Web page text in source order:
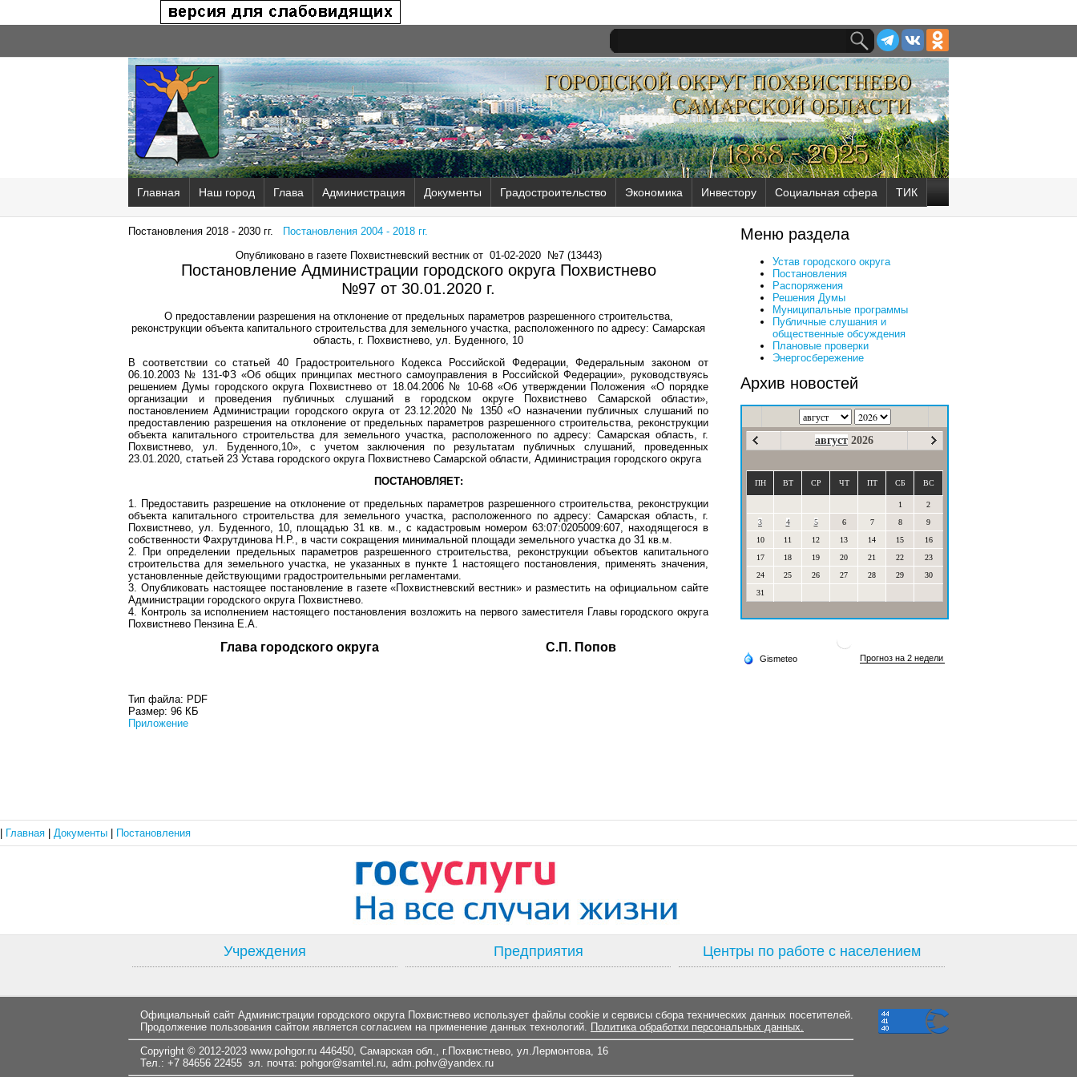
Главная Наш город Глава Администрация Документы Градостроительство Экономика Инвестору Социальная сфера ТИК
Постановления 2018 - 2030 гг.
Постановления 2004 - 2018 гг.
Опубликовано в газете Похвистневский вестник от 01-02-2020 №7 (13443)
Постановление Администрации городского округа Похвистнево
№97 от 30.01.2020 г.
О предоставлении разрешения на отклонение от предельных параметров разрешенного строительства,
реконструкции объекта капитального строительства для земельного участка, расположенного по адресу: Самарская
область, г. Похвистнево, ул. Буденного, 10
В соответствии со статьей 40 Градостроительного Кодекса Российской Федерации, Федеральным законом от
06.10.2003 № 131-ФЗ «Об общих принципах местного самоуправления в Российской Федерации», руководствуясь
решением Думы городского округа Похвистнево от 18.04.2006 № 10-68 «Об утверждении Положения «О порядке
организации и проведения публичных слушаний в городском округе Похвистнево Самарской области»,
постановлением Администрации городского округа от 23.12.2020 № 1350 «О назначении публичных слушаний по
предоставлению разрешения на отклонение от предельных параметров разрешенного строительства, реконструкции
объекта капитального строительства для земельного участка, расположенного по адресу: Самарская область, г.
Похвистнево, ул. Буденного,10», с учетом заключения по результатам публичных слушаний, проведенных
23.01.2020, статьей 23 Устава городского округа Похвистнево Самарской области, Администрация городского округа
ПОСТАНОВЛЯЕТ:
1. Предоставить разрешение на отклонение от предельных параметров разрешенного строительства, реконструкции
объекта капитального строительства для земельного участка, расположенного по адресу: Самарская область, г.
Похвистнево, ул. Буденного, 10, площадью 31 кв. м., с кадастровым номером 63:07:0205009:607, находящегося в
собственности Фахрутдинова Н.Р., в части сокращения минимальной площади земельного участка до 31 кв.м.
2. При определении предельных параметров разрешенного строительства, реконструкции объектов капитального
строительства для земельного участка, не указанных в пункте 1 настоящего постановления, применять значения,
установленные действующими градостроительными регламентами.
3. Опубликовать настоящее постановление в газете «Похвистневский вестник» и разместить на официальном сайте
Администрации городского округа Похвистнево.
4. Контроль за исполнением настоящего постановления возложить на первого заместителя Главы городского округа
Похвистнево Пензина Е.А.
Глава городского округа С.П. Попов
Тип файла: PDF
Размер: 96 КБ
Приложение
Меню раздела
Устав городского округа
Постановления
Распоряжения
Решения Думы
Муниципальные программы
Публичные слушания и
общественные обсуждения
Плановые проверки
Энергосбережение
Архив новостей
август 2026
ПН ВТ СР ЧТ ПТ СБ ВС
1
2
3
4 5 6 7 8
9
10
11 12 13 14 15
16
17
18 19 20 21 22
23
24
25 26 27 28 29
30
31
Главная Документы Постановления
Учреждения Предприятия Центры по работе с населением
Официальный сайт Администрации городского округа Похвистнево использует файлы cookie и сервисы сбора технических данных посетителей.
Продолжение пользования сайтом является согласием на применение данных технологий. Политика обработки персональных данных.
Copyright © 2012-2023 www.pohgor.ru 446450, Самарская обл., г.Похвистнево, ул.Лермонтова, 16
Тел.: +7 84656 22455 эл. почта: pohgor@samtel.ru, adm.pohv@yandex.ru